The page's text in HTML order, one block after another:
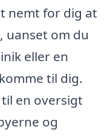
nemt for dig at
uanset om du
eller en
til dig.
en oversigt
og